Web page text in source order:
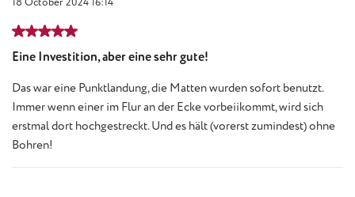
Review with rating of 5 out of 5 stars
Eine Investition, aber eine sehr gute!
Das war eine Punktlandung, die Matten wurden sofort benutzt.
Immer wenn einer im Flur an der Ecke vorbeiikommt, wird sich
erstmal dort hochgestreckt. Und es hält (vorerst zumindest) ohne
Bohren!